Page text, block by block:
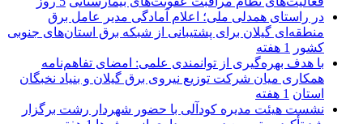
در راستای همدلی ملی؛ اعلام آمادگی مدیر عامل برق
منطقه‌ای گیلان برای پشتیبانی از شبكه برق استان‌های جنوبی
كشور
1 هفته
با هدف بهره‌گیری از توانمندی علمی: امضای تفاهم‌نامه
همكاری میان شركت توزیع نیروی برق گیلان و بنیاد نخبگان
استان 1 هفته
نشست هیئت مدیره کودآلی با حضور شهردار رشت برگزار